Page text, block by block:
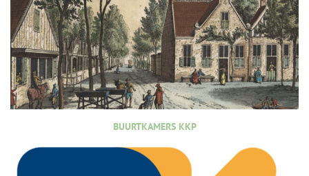
BUURTKAMERS KKP